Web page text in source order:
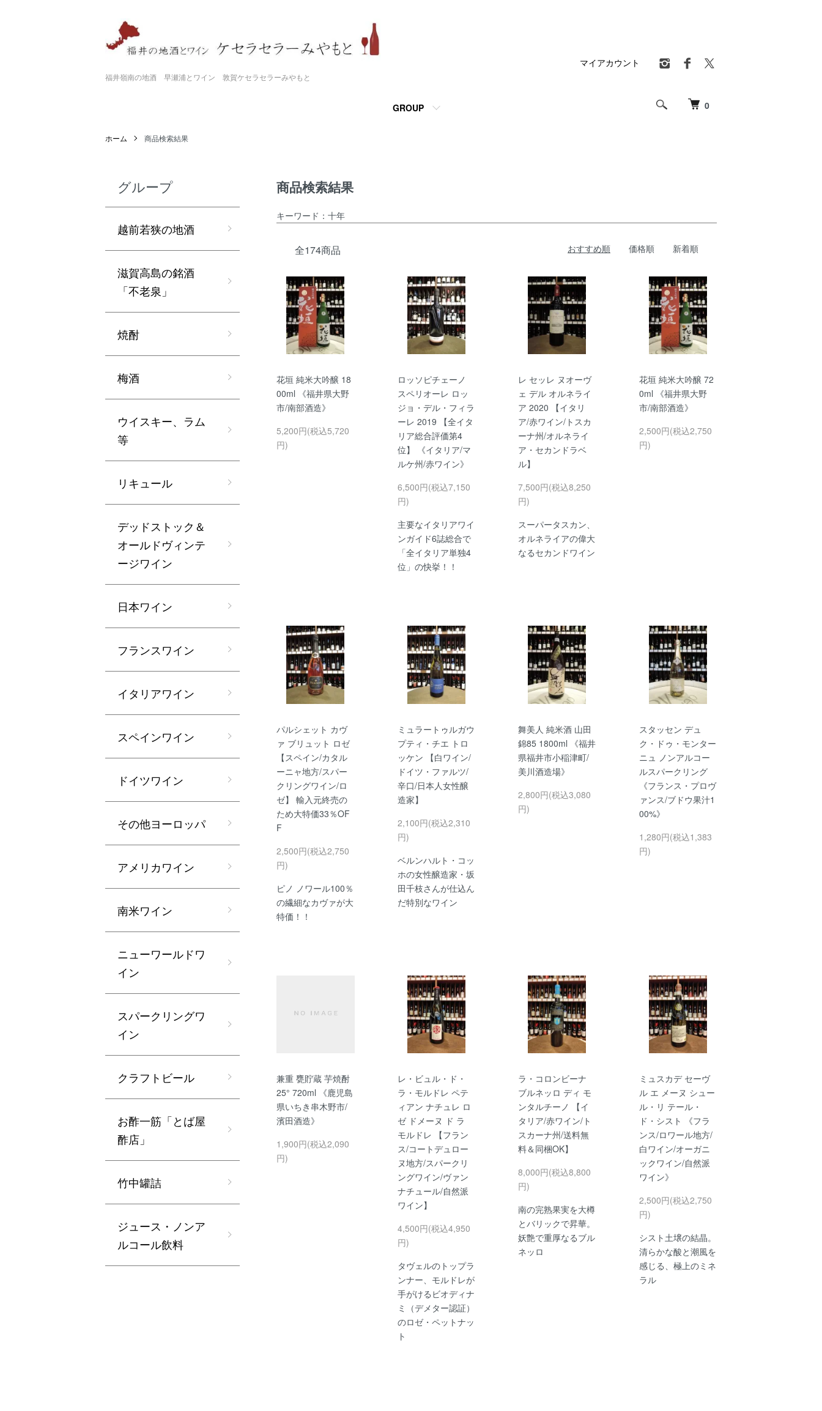
福井嶺南の地酒 早瀬浦とワイン 敦賀ケセラセラーみやもと
0
GROUP
マイアカウント
ホーム 商品検索結果
商品検索結果
キーワード：十年
全174商品 おすすめ順 価格順 新着順
花垣 純米大吟醸 18
00ml 《福井県大野
市/南部酒造》
5,200円(税込5,720
円)
ロッソピチェーノ
スペリオーレ ロッ
ジョ・デル・フィラ
ーレ 2019 【全イタ
リア総合評価第4
位】 《イタリア/マ
ルケ州/赤ワイン》
6,500円(税込7,150
円)
主要なイタリアワイ
ンガイド6誌総合で
「全イタリア単独4
位」の快挙！！
レ セッレ ヌオーヴ
ェ デル オルネライ
ア 2020 【イタリ
ア/赤ワイン/トスカ
ーナ州/オルネライ
ア・セカンドラベ
ル】
7,500円(税込8,250
円)
スーパータスカン、
オルネライアの偉大
なるセカンドワイン
花垣 純米大吟醸 72
0ml 《福井県大野
市/南部酒造》
2,500円(税込2,750
円)
パルシェット カヴ
ァ ブリュット ロゼ
【スペイン/カタル
ーニャ地方/スパー
クリングワイン/ロ
ゼ】 輸入元終売の
ため大特価33％OF
F
2,500円(税込2,750
円)
ピノ ノワール100％
の繊細なカヴァが大
特価！！
ミュラートゥルガウ
プティ・チエ トロ
ッケン 【白ワイン/
ドイツ・ファルツ/
辛口/日本人女性醸
造家】
2,100円(税込2,310
円)
ベルンハルト・コッ
ホの女性醸造家・坂
田千枝さんが仕込ん
だ特別なワイン
舞美人 純米酒 山田
錦85 1800ml 《福井
県福井市小稲津町/
美川酒造場》
2,800円(税込3,080
円)
スタッセン デュ
ク・ドゥ・モンター
ニュ ノンアルコー
ルスパークリング
《フランス・プロヴ
ァンス/ブドウ果汁1
00%》
1,280円(税込1,383
円)
兼重 甕貯蔵 芋焼酎
25° 720ml 《鹿児島
県いちき串木野市/
濱田酒造》
1,900円(税込2,090
円)
レ・ビュル・ド・
ラ・モルドレ ペテ
ィアン ナチュレ ロ
ゼ ドメーヌ ド ラ
モルドレ 【フラン
ス/コートデュロー
ヌ地方/スパークリ
ングワイン/ヴァン
ナチュール/自然派
ワイン】
4,500円(税込4,950
円)
タヴェルのトップラ
ンナー、モルドレが
手がけるビオディナ
ミ（デメター認証）
のロゼ・ペットナッ
ト
ラ・コロンビーナ
ブルネッロ ディ モ
ンタルチーノ 【イ
タリア/赤ワイン/ト
スカーナ州/送料無
料＆同梱OK】
8,000円(税込8,800
円)
南の完熟果実を大樽
とバリックで昇華。
妖艶で重厚なるブル
ネッロ
ミュスカデ セーヴ
ル エ メーヌ シュー
ル・リ テール・
ド・シスト 《フラ
ンス/ロワール地方/
白ワイン/オーガニ
ックワイン/自然派
ワイン》
2,500円(税込2,750
円)
シスト土壌の結晶。
清らかな酸と潮風を
感じる、極上のミネ
ラル
グループ
越前若狭の地酒
滋賀高島の銘酒
「不老泉」
焼酎
梅酒
ウイスキー、ラム
等
リキュール
デッドストック＆
オールドヴィンテ
ージワイン
日本ワイン
フランスワイン
イタリアワイン
スペインワイン
ドイツワイン
その他ヨーロッパ
アメリカワイン
南米ワイン
ニューワールドワ
イン
スパークリングワ
イン
クラフトビール
お酢一筋「とば屋
酢店」
竹中罐詰
ジュース・ノンア
ルコール飲料